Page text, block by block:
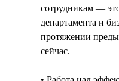
сотрудникам —
департамента и
протяжении
сейчас.